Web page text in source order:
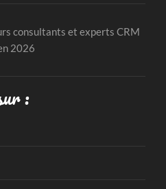
consultants et experts CRM
2026
: